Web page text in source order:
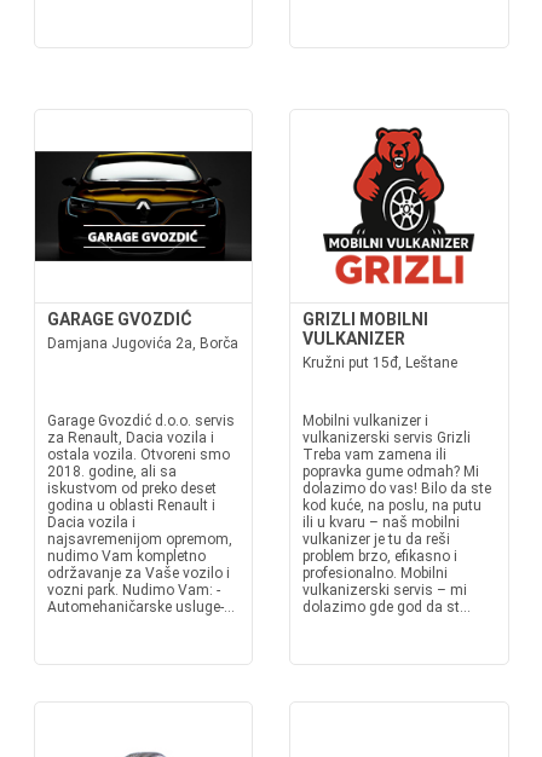
GARAGE GVOZDIĆ
Damjana Jugovića 2a, Borča
Garage Gvozdić d.o.o. servis
za Renault, Dacia vozila i
ostala vozila. Otvoreni smo
2018. godine, ali sa
iskustvom od preko deset
godina u oblasti Renault i
Dacia vozila i
najsavremenijom opremom,
nudimo Vam kompletno
održavanje za Vaše vozilo i
vozni park. Nudimo Vam: -
Automehaničarske usluge-...
GRIZLI MOBILNI
VULKANIZER
Kružni put 15đ, Leštane
Mobilni vulkanizer i
vulkanizerski servis Grizli
Treba vam zamena ili
popravka gume odmah? Mi
dolazimo do vas! Bilo da ste
kod kuće, na poslu, na putu
ili u kvaru – naš mobilni
vulkanizer je tu da reši
problem brzo, efikasno i
profesionalno. Mobilni
vulkanizerski servis – mi
dolazimo gde god da st...